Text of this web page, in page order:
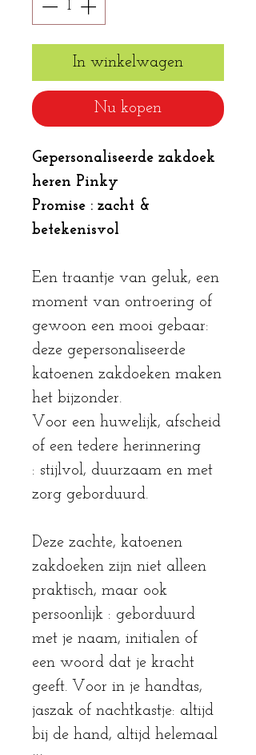
In winkelwagen
Nu kopen
Gepersonaliseerde zakdoek
heren Pinky
Promise : zacht &
betekenisvol
Een traantje van geluk, een
moment van ontroering of
gewoon een mooi gebaar:
deze gepersonaliseerde
katoenen zakdoeken maken
het bijzonder.
Voor een huwelijk, afscheid
of een tedere herinnering
: stijlvol, duurzaam en met
zorg geborduurd.
Deze zachte, katoenen
zakdoeken zijn niet alleen
praktisch, maar ook
persoonlijk : geborduurd
met je naam, initialen of
een woord dat je kracht
geeft. Voor in je handtas,
jaszak of nachtkastje: altijd
bij de hand, altijd helemaal